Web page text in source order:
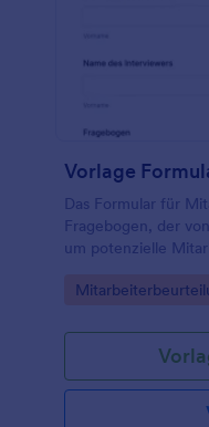
Das Formular für
Fragebogen, der
um potenzielle
Go to Category: